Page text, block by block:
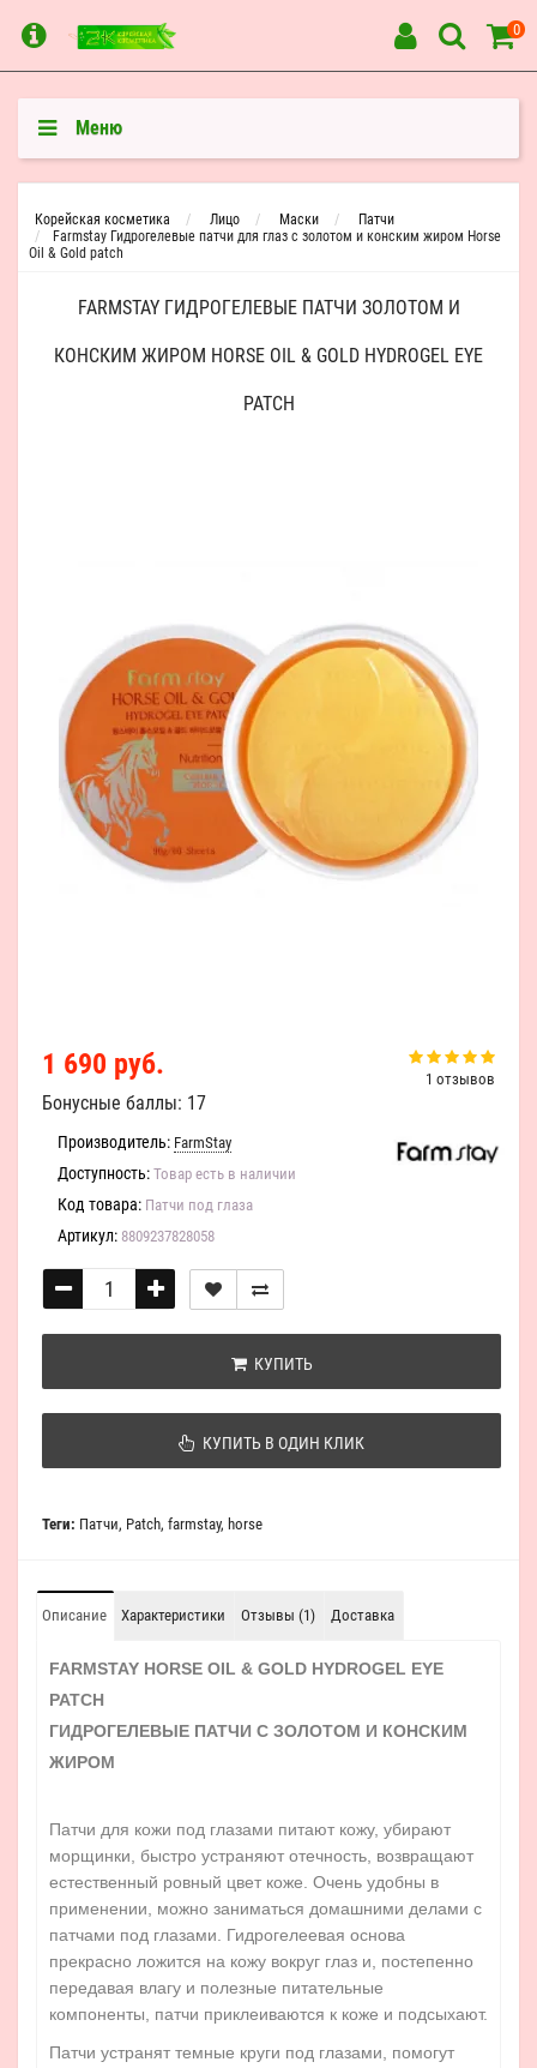
0
Меню
Корейская косметика Лицо Маски
Патчи
Farmstay Гидрогелевые патчи для глаз с золотом и конским жиром Horse
Oil & Gold patch
FARMSTAY ГИДРОГЕЛЕВЫЕ ПАТЧИ ЗОЛОТОМ И
КОНСКИМ ЖИРОМ HORSE OIL & GOLD HYDROGEL EYE
PATCH
1 отзывов
1 690 руб.
Бонусные баллы: 17
Производитель: FarmStay
Доступность: Товар есть в наличии
Код товара: Патчи под глаза
Артикул: 8809237828058
КУПИТЬ
КУПИТЬ В ОДИН КЛИК
Теги: Патчи, Patch, farmstay, horse
Описание Характеристики Отзывы (1) Доставка
FARMSTAY HORSE OIL & GOLD HYDROGEL EYE
PATCH
ГИДРОГЕЛЕВЫЕ ПАТЧИ С ЗОЛОТОМ И КОНСКИМ
ЖИРОМ
Патчи для кожи под глазами питают кожу, убирают
морщинки, быстро устраняют отечность, возвращают
естественный ровный цвет коже. Очень удобны в
применении, можно заниматься домашними делами с
патчами под глазами. Гидрогелеевая основа
прекрасно ложится на кожу вокруг глаз и, постепенно
передавая влагу и полезные питательные
компоненты, патчи приклеиваются к коже и подсыхают.
Патчи устранят темные круги под глазами, помогут